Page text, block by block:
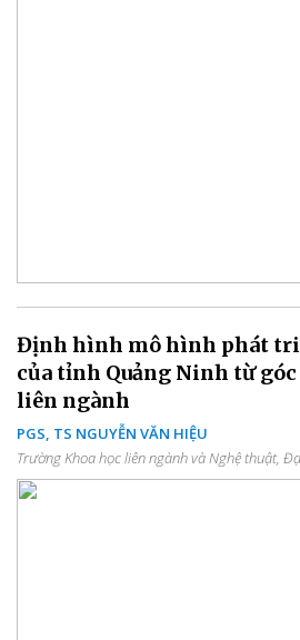
Định hình mô hình phát
của tỉnh Quảng Ninh từ
liên ngành
PGS, TS NGUYỄN VĂN HIỆU
Trường Khoa học liên ngành và Nghệ thuật,